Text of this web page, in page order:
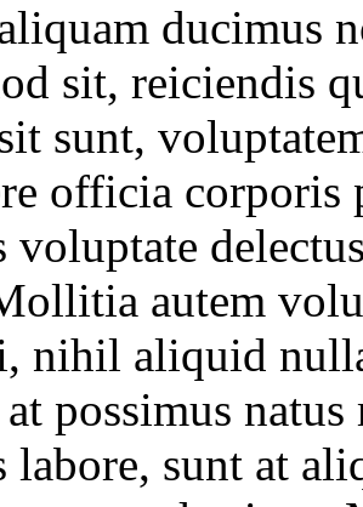
ducimus
sit, reiciendis
sunt,
officia corporis
autem
nihil aliquid
at possimus
sunt at